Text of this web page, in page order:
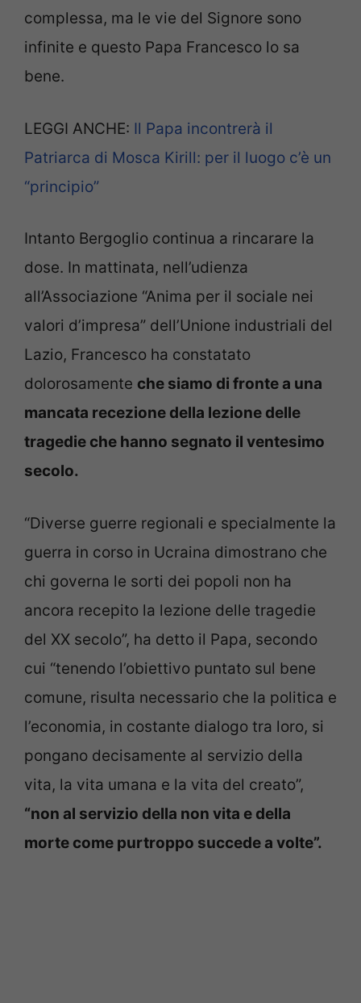
complessa, ma le vie del Signore sono
infinite e questo Papa Francesco lo sa
bene.
LEGGI ANCHE: Il Papa incontrerà il
Patriarca di Mosca Kirill: per il luogo c’è un
“principio”
Intanto Bergoglio continua a rincarare la
dose. In mattinata, nell’udienza
all’Associazione “Anima per il sociale nei
valori d’impresa” dell’Unione industriali del
Lazio, Francesco ha constatato
dolorosamente che siamo di fronte a una
mancata recezione della lezione delle
tragedie che hanno segnato il ventesimo
secolo.
“Diverse guerre regionali e specialmente la
guerra in corso in Ucraina dimostrano che
chi governa le sorti dei popoli non ha
ancora recepito la lezione delle tragedie
del XX secolo”, ha detto il Papa, secondo
cui “tenendo l’obiettivo puntato sul bene
comune, risulta necessario che la politica e
l’economia, in costante dialogo tra loro, si
pongano decisamente al servizio della
vita, la vita umana e la vita del creato”,
“non al servizio della non vita e della
morte come purtroppo succede a volte”.